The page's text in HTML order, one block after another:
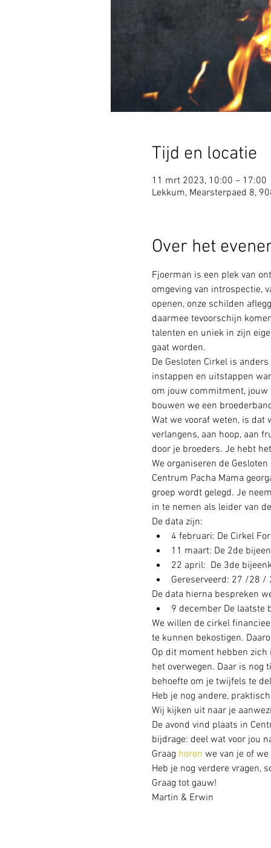
Tijd en locatie
11 mrt 2023, 10:00 – 17:00
Lekkum, Mearsterpaed 8,
Over het
Fjoerman is een plek van
omgeving van introspectie,
openen, onze schilden
daarmee tevoorschijn
talenten en uniek in zijn
gaat worden.
De Gesloten Cirkel is
instappen en uitstappen
om jouw commitment, jouw
bouwen we een
Wat we vooraf weten, is
verlangens, aan hoop, aan
door je broeders. Je hebt
We organiseren de
Centrum Pacha Mama
groep wordt gelegd. Je
in te nemen als leider van
De data zijn:
4 februari: De Cirkel
11 maart: De 2de
22 april:  De 3de
Gereserveerd: 27 /28 /
De data hierna bespreken
9 december De laatste
We willen de cirkel
te kunnen bekostigen.
Op dit moment hebben
het overwegen. Daar is nog
behoefte om je twijfels te
Heb je nog andere,
Wij kijken uit naar je
De avond vind plaats in
bijdrage: deel wat voor jou
Graag horen we van je of
Heb je nog verdere vragen,
Graag tot gauw!
Martin & Erwin